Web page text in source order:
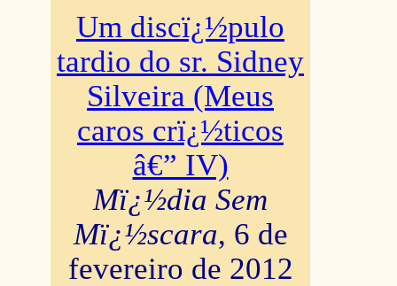
Um discï¿½pulo
tardio do sr. Sidney
Silveira (Meus
caros crï¿½ticos
â€” IV)
Mï¿½dia Sem
Mï¿½scara, 6 de
fevereiro de 2012